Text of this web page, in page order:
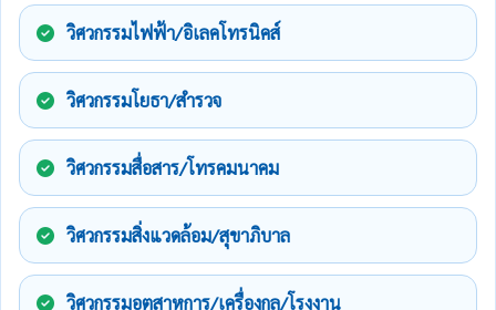
วิศวกรรมไฟฟ้า/อิเลคโทรนิคส์
วิศวกรรมโยธา/สำรวจ
วิศวกรรมสื่อสาร/โทรคมนาคม
วิศวกรรมสิ่งแวดล้อม/สุขาภิบาล
วิศวกรรมอุตสาหการ/เครื่องกล/โรงงาน